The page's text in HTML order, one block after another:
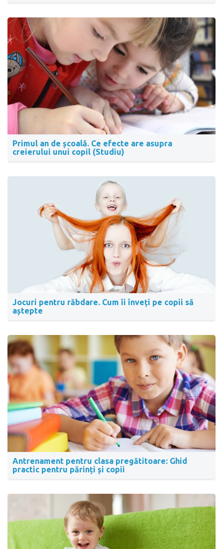
Primul an de școală. Ce efecte are asupra
creierului unui copil (Studiu)
Jocuri pentru răbdare. Cum îi înveți pe copii să
aștepte
Antrenament pentru clasa pregătitoare: Ghid
practic pentru părinți și copii